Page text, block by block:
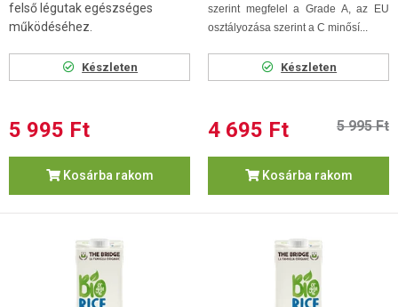
felső légutak egészséges
működéséhez.
Készleten
5 995 Ft
Kosárba rakom
szerint megfelel a Grade A, az EU
osztályozása szerint a C minősí...
Készleten
4 695 Ft 5 995 Ft
Kosárba rakom